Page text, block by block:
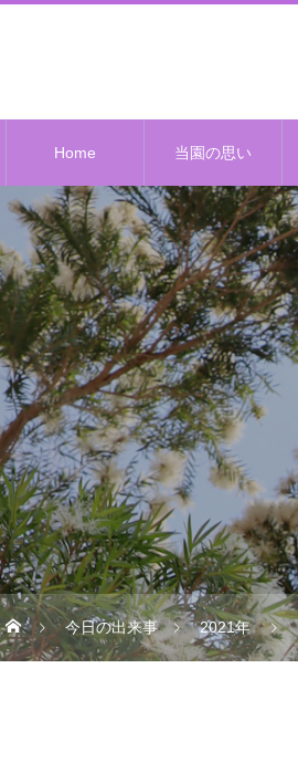
Home 当園の思い
今日の出来事 2021年